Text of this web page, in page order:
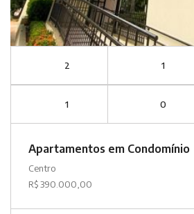
2 1
1 0
Apartamentos em Condomínio
Centro
R$ 390.000,00